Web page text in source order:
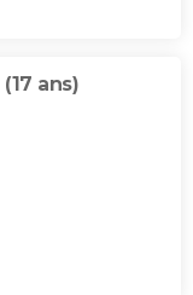
(17 ans)